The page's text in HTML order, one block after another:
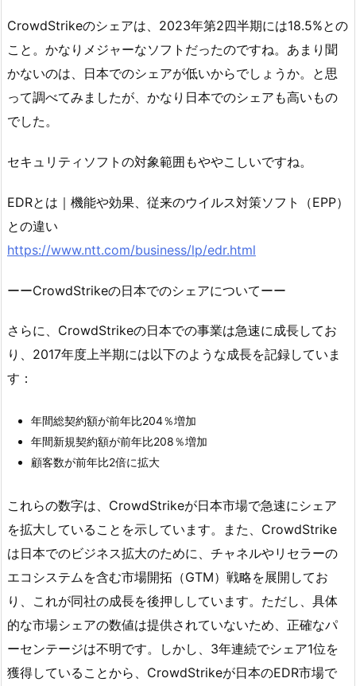
CrowdStrikeのシェアは、2023年第2四半期には18.5%との
こと。かなりメジャーなソフトだったのですね。あまり聞
かないのは、日本でのシェアが低いからでしょうか。と思
って調べてみましたが、かなり日本でのシェアも高いもの
でした。
セキュリティソフトの対象範囲もややこしいですね。
EDRとは｜機能や効果、従来のウイルス対策ソフト（EPP）
との違い
https://www.ntt.com/business/lp/edr.html
ーーCrowdStrikeの日本でのシェアについてーー
さらに、CrowdStrikeの日本での事業は急速に成長してお
り、2017年度上半期には以下のような成長を記録していま
す：
年間総契約額が前年比204％増加
年間新規契約額が前年比208％増加
顧客数が前年比2倍に拡大
これらの数字は、CrowdStrikeが日本市場で急速にシェア
を拡大していることを示しています。また、CrowdStrike
は日本でのビジネス拡大のために、チャネルやリセラーの
エコシステムを含む市場開拓（GTM）戦略を展開してお
り、これが同社の成長を後押ししています。ただし、具体
的な市場シェアの数値は提供されていないため、正確なパ
ーセンテージは不明です。しかし、3年連続でシェア1位を
獲得していることから、CrowdStrikeが日本のEDR市場で